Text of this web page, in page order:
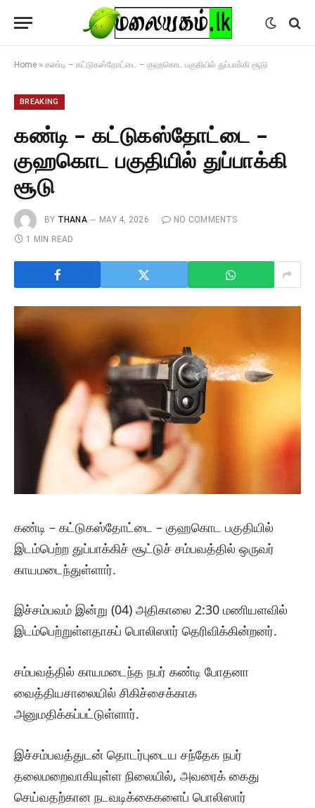
Home » கண்டி – கட்டுகஸ்தோட்டை – குஹகொட பகுதியில் துப்பாக்கி சூடு
BREAKING
கண்டி – கட்டுகஸ்தோட்டை –
குஹகொட பகுதியில் துப்பாக்கி
சூடு
BY THANA MAY 4, 2026
NO COMMENTS
1 MIN READ
கண்டி – கட்டுகஸ்தோட்டை – குஹகொட பகுதியில்
இடம்பெற்ற துப்பாக்கிச் சூட்டுச் சம்பவத்தில் ஒருவர்
காயமடைந்துள்ளார்.
இச்சம்பவம் இன்று (04) அதிகாலை 2:30 மணியளவில்
இடம்பெற்றுள்ளதாகப் பொலிஸார் தெரிவிக்கின்றனர்.
சம்பவத்தில் காயமடைந்த நபர் கண்டி போதனா
வைத்தியசாலையில் சிகிச்சைக்காக
அனுமதிக்கப்பட்டுள்ளார்.
இச்சம்பவத்துடன் தொடர்புடைய சந்தேக நபர்
தலைமறைவாகியுள்ள நிலையில், அவரைக் கைது
செய்வதற்கான நடவடிக்கைகளைப் பொலிஸார்